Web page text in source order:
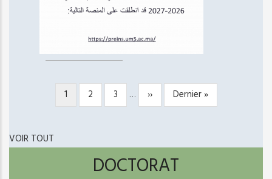
PAGINATIONPage
courante
1 Page
2 Page
3 …
Page
suivante
››
Dernière
page
Dernier »
VOIR TOUT
DOCTORAT